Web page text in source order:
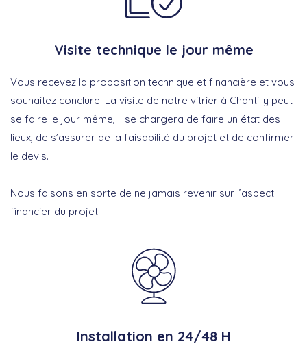
Visite technique le jour même
Vous recevez la proposition technique et financière et vous
souhaitez conclure. La visite de notre vitrier à Chantilly peut
se faire le jour même, il se chargera de faire un état des
lieux, de s’assurer de la faisabilité du projet et de confirmer
le devis.
Nous faisons en sorte de ne jamais revenir sur l’aspect
financier du projet.
Installation en 24/48 H